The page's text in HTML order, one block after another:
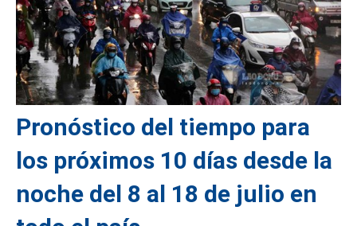
Pronóstico del tiempo para
los próximos 10 días desde la
noche del 8 al 18 de julio en